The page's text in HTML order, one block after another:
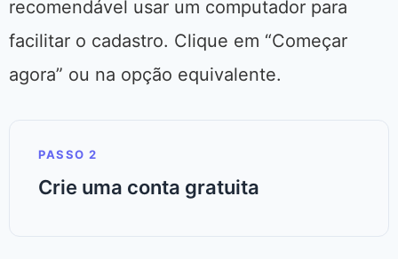
recomendável usar um computador para
facilitar o cadastro. Clique em “Começar
agora” ou na opção equivalente.
PASSO 2
Crie uma conta gratuita